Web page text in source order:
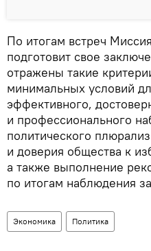
По итогам встреч
подготовит свое
отражены такие
минимальных условий
эффективного,
и профессионального
политического
и доверия общества к
а также выполнение
по итогам наблюдения
Экономика Политика